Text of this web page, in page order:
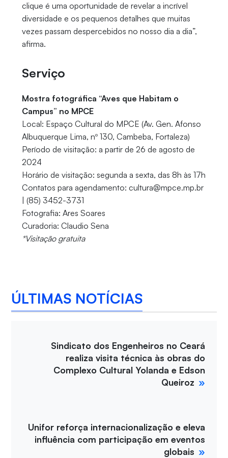
clique é uma oportunidade de revelar a incrível
diversidade e os pequenos detalhes que muitas
vezes passam despercebidos no nosso dia a dia”,
afirma.
Serviço
Mostra fotográfica “Aves que Habitam o
Campus” no MPCE
Local: Espaço Cultural do MPCE (Av. Gen. Afonso
Albuquerque Lima, nº 130, Cambeba, Fortaleza)
Período de visitação: a partir de 26 de agosto de
2024
Horário de visitação: segunda a sexta, das 8h às 17h
Contatos para agendamento: cultura@mpce.mp.br
| (85) 3452-3731
Fotografia: Ares Soares
Curadoria: Claudio Sena
*Visitação gratuita
ÚLTIMAS NOTÍCIAS
Sindicato dos Engenheiros no Ceará
realiza visita técnica às obras do
Complexo Cultural Yolanda e Edson
Queiroz
Unifor reforça internacionalização e eleva
influência com participação em eventos
globais